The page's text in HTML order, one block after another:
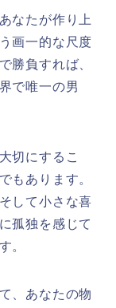
なたが作り上
画一的な尺度
勝負すれば、
で唯一の男
切にするこ
もあります。
して小さな喜
孤独を感じて
。
、あなたの物